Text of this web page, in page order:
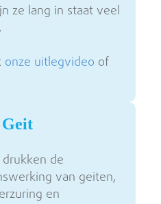
ze lang in staat veel
onze uitlegvideo of
de
van geiten,
en